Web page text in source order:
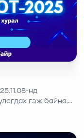
нд
гэж байна.
маань
судлаач